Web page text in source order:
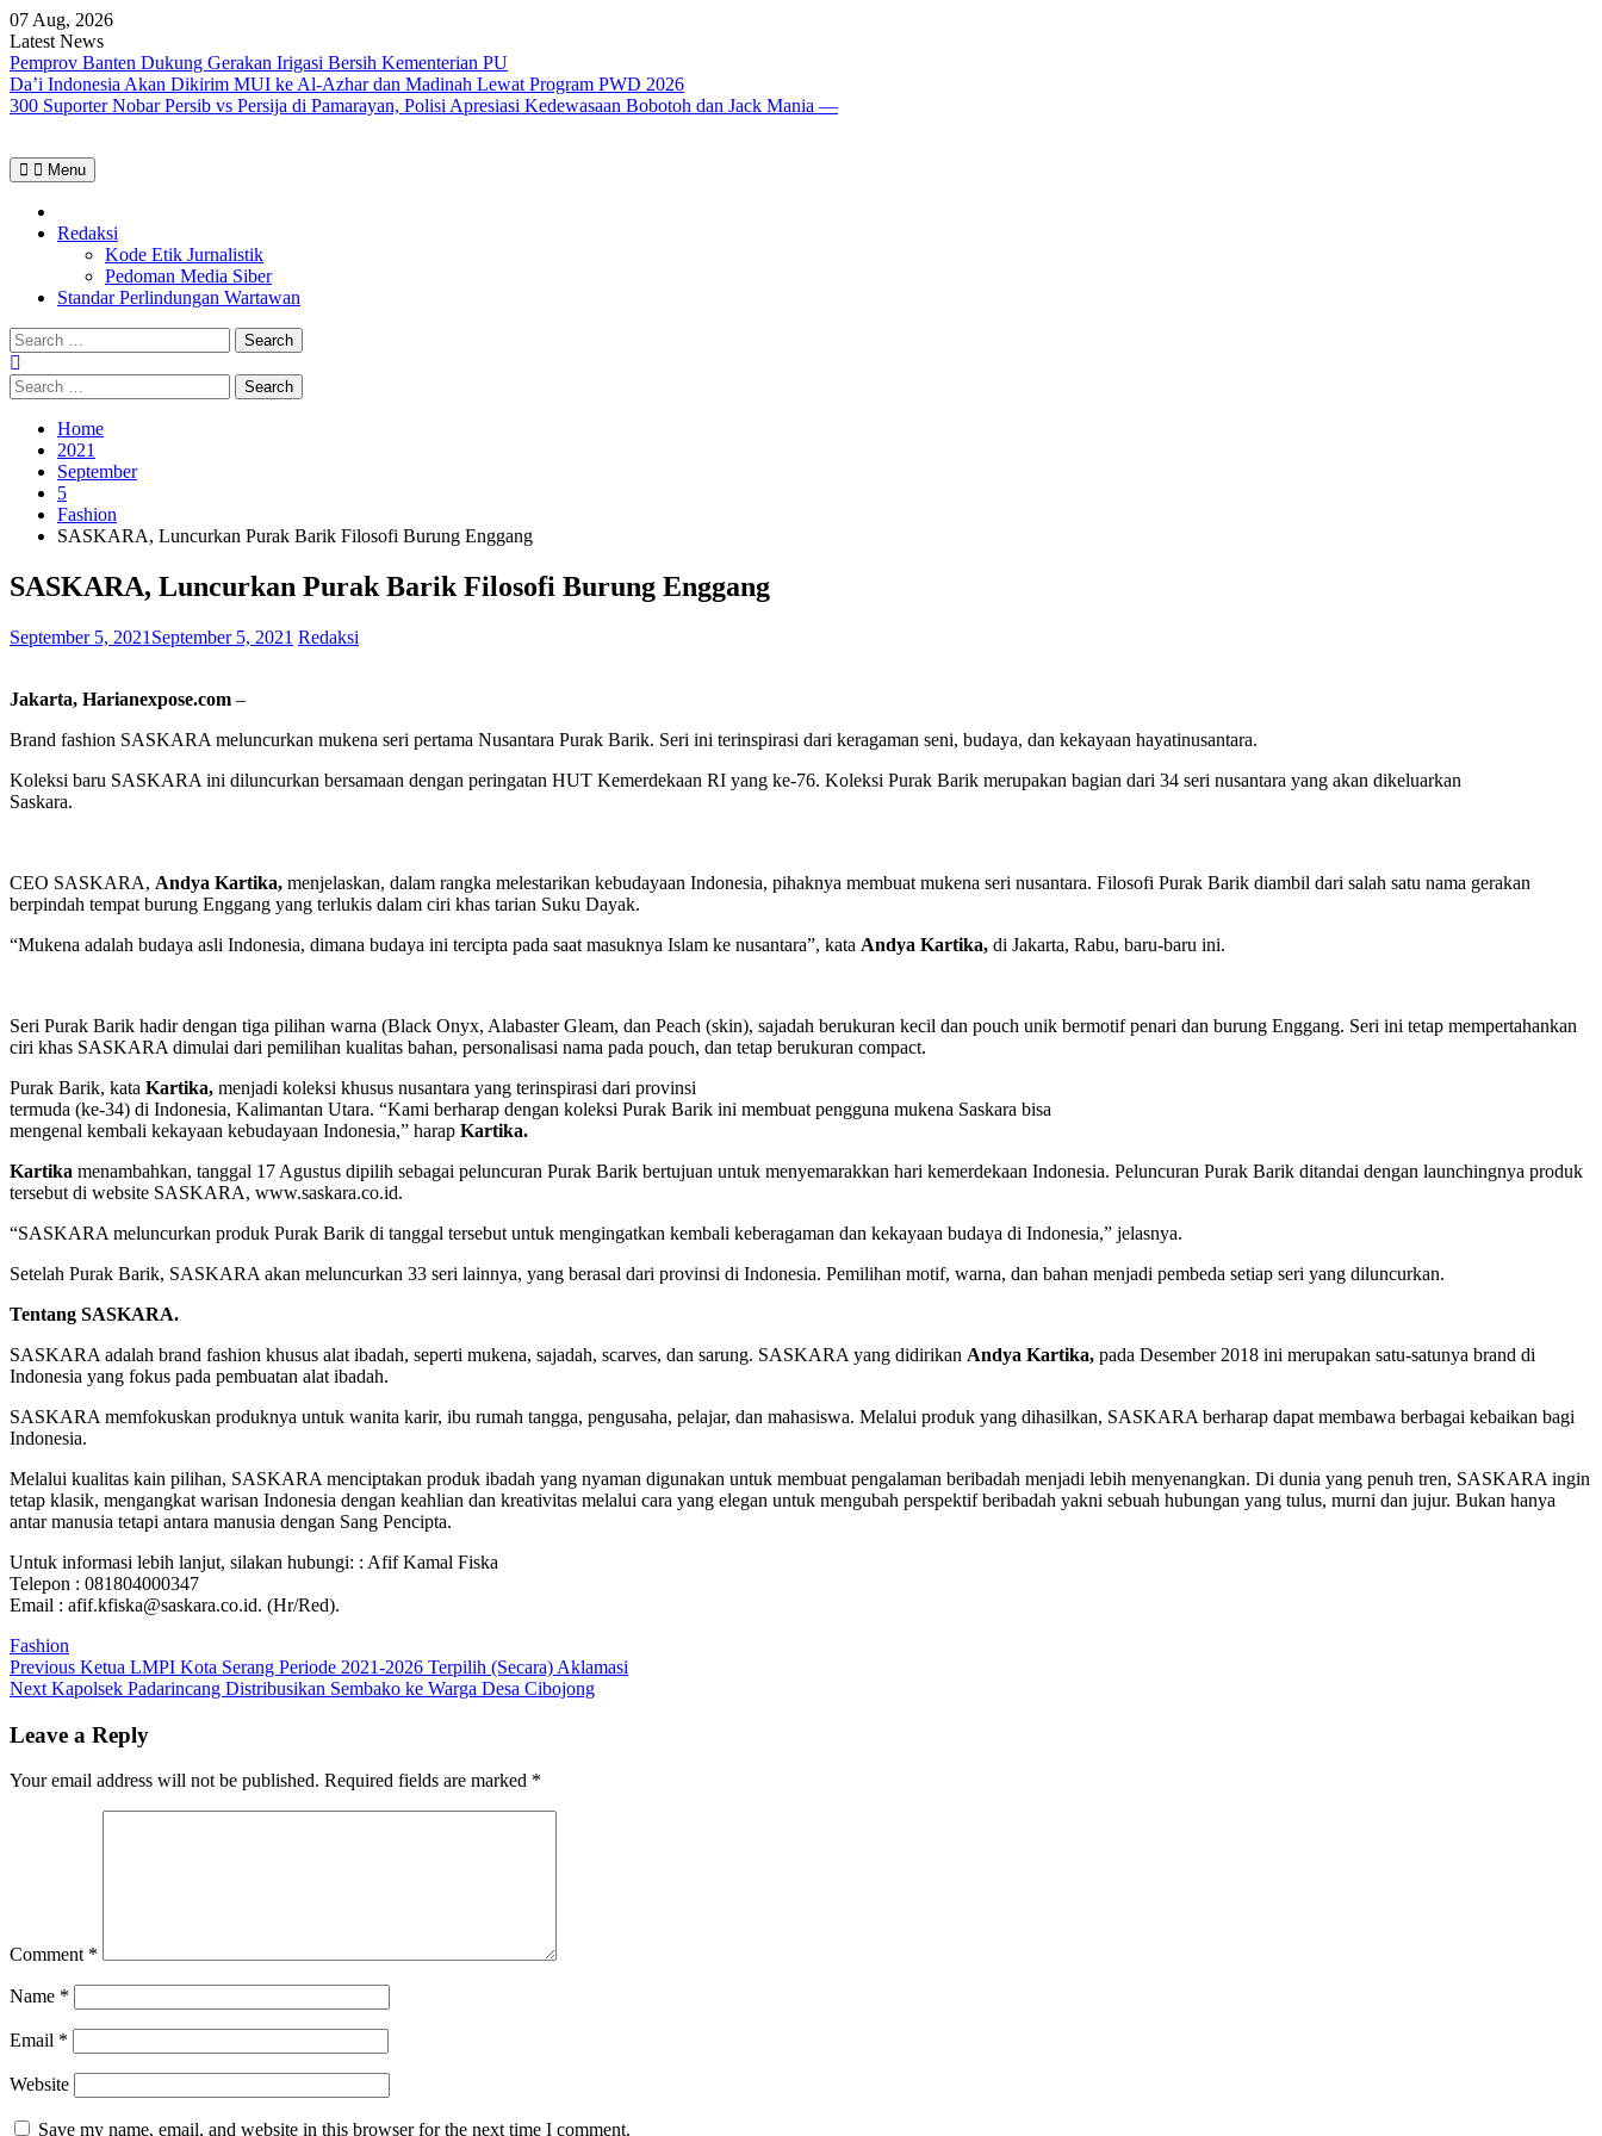
Skip
to
content
07 Aug, 2026
Latest News
Pemprov Banten Dukung Gerakan Irigasi Bersih Kementerian PU
Da’i Indonesia Akan Dikirim MUI ke Al-Azhar dan Madinah Lewat Program PWD 2026
300 Suporter Nobar Persib vs Persija di Pamarayan, Polisi Apresiasi Kedewasaan Bobotoh dan Jack Mania —
Menu
Redaksi
Kode Etik Jurnalistik
Pedoman Media Siber
Standar Perlindungan Wartawan
Search
for:
Search
for:
Home
2021
September
5
Fashion
SASKARA, Luncurkan Purak Barik Filosofi Burung Enggang
SASKARA, Luncurkan Purak Barik Filosofi Burung Enggang
September 5, 2021 September 5, 2021 Redaksi
Jakarta, Harianexpose.com –
Brand fashion SASKARA meluncurkan mukena seri pertama Nusantara Purak Barik. Seri ini terinspirasi dari keragaman seni, budaya, dan kekayaan hayatinusantara.
Koleksi baru SASKARA ini diluncurkan bersamaan dengan peringatan HUT Kemerdekaan RI yang ke-76. Koleksi Purak Barik merupakan bagian dari 34 seri nusantara yang akan dikeluarkan
Saskara.
CEO SASKARA, Andya Kartika, menjelaskan, dalam rangka melestarikan kebudayaan Indonesia, pihaknya membuat mukena seri nusantara. Filosofi Purak Barik diambil dari salah satu nama gerakan
berpindah tempat burung Enggang yang terlukis dalam ciri khas tarian Suku Dayak.
“Mukena adalah budaya asli Indonesia, dimana budaya ini tercipta pada saat masuknya Islam ke nusantara”, kata Andya Kartika, di Jakarta, Rabu, baru-baru ini.
Seri Purak Barik hadir dengan tiga pilihan warna (Black Onyx, Alabaster Gleam, dan Peach (skin), sajadah berukuran kecil dan pouch unik bermotif penari dan burung Enggang. Seri ini tetap mempertahankan
ciri khas SASKARA dimulai dari pemilihan kualitas bahan, personalisasi nama pada pouch, dan tetap berukuran compact.
Purak Barik, kata Kartika, menjadi koleksi khusus nusantara yang terinspirasi dari provinsi
termuda (ke-34) di Indonesia, Kalimantan Utara. “Kami berharap dengan koleksi Purak Barik ini membuat pengguna mukena Saskara bisa
mengenal kembali kekayaan kebudayaan Indonesia,” harap Kartika.
Kartika menambahkan, tanggal 17 Agustus dipilih sebagai peluncuran Purak Barik bertujuan untuk menyemarakkan hari kemerdekaan Indonesia. Peluncuran Purak Barik ditandai dengan launchingnya produk
tersebut di website SASKARA, www.saskara.co.id.
“SASKARA meluncurkan produk Purak Barik di tanggal tersebut untuk mengingatkan kembali keberagaman dan kekayaan budaya di Indonesia,” jelasnya.
Setelah Purak Barik, SASKARA akan meluncurkan 33 seri lainnya, yang berasal dari provinsi di Indonesia. Pemilihan motif, warna, dan bahan menjadi pembeda setiap seri yang diluncurkan.
Tentang SASKARA.
SASKARA adalah brand fashion khusus alat ibadah, seperti mukena, sajadah, scarves, dan sarung. SASKARA yang didirikan Andya Kartika, pada Desember 2018 ini merupakan satu-satunya brand di
Indonesia yang fokus pada pembuatan alat ibadah.
SASKARA memfokuskan produknya untuk wanita karir, ibu rumah tangga, pengusaha, pelajar, dan mahasiswa. Melalui produk yang dihasilkan, SASKARA berharap dapat membawa berbagai kebaikan bagi
Indonesia.
Melalui kualitas kain pilihan, SASKARA menciptakan produk ibadah yang nyaman digunakan untuk membuat pengalaman beribadah menjadi lebih menyenangkan. Di dunia yang penuh tren, SASKARA ingin
tetap klasik, mengangkat warisan Indonesia dengan keahlian dan kreativitas melalui cara yang elegan untuk mengubah perspektif beribadah yakni sebuah hubungan yang tulus, murni dan jujur. Bukan hanya
antar manusia tetapi antara manusia dengan Sang Pencipta.
Untuk informasi lebih lanjut, silakan hubungi: : Afif Kamal Fiska
Telepon : 081804000347
Email : afif.kfiska@saskara.co.id. (Hr/Red).
Fashion
Post
navigation
Previous Previous
post:
Ketua LMPI Kota Serang Periode 2021-2026 Terpilih (Secara) Aklamasi
Next Next
Kapolsek Padarincang Distribusikan Sembako ke Warga Desa Cibojong
Leave a Reply
Your email address will not be published. Required fields are marked *
Comment *
Name *
Email *
Website
Save my name, email, and website in this browser for the next time I comment.